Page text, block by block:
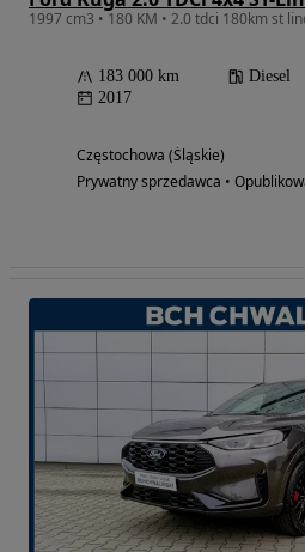
1997 cm3 • 180 KM • 2.0 tdci 180km st
183 000 km Diesel
2017
Częstochowa (Śląskie)
Prywatny sprzedawca •